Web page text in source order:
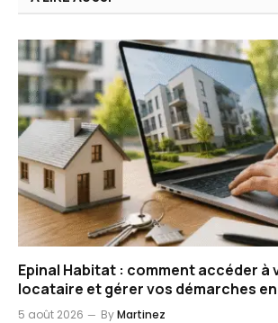
Epinal Habitat : comment accéder à
locataire et gérer vos démarches en
5 août 2026 ByMartinez